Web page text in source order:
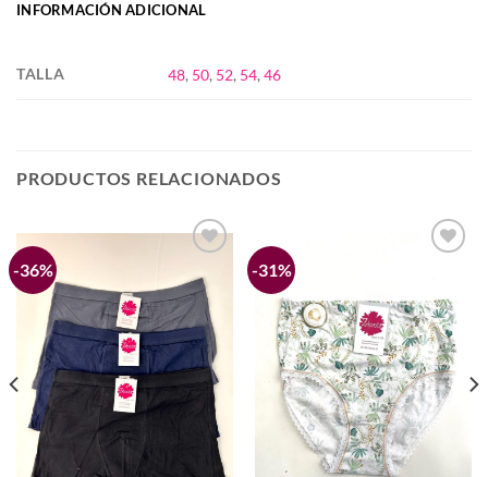
INFORMACIÓN ADICIONAL
TALLA 48, 50, 52, 54,46
PRODUCTOS RELACIONADOS
-36%
a la
lista de
deseos
-31%
lista de
deseos